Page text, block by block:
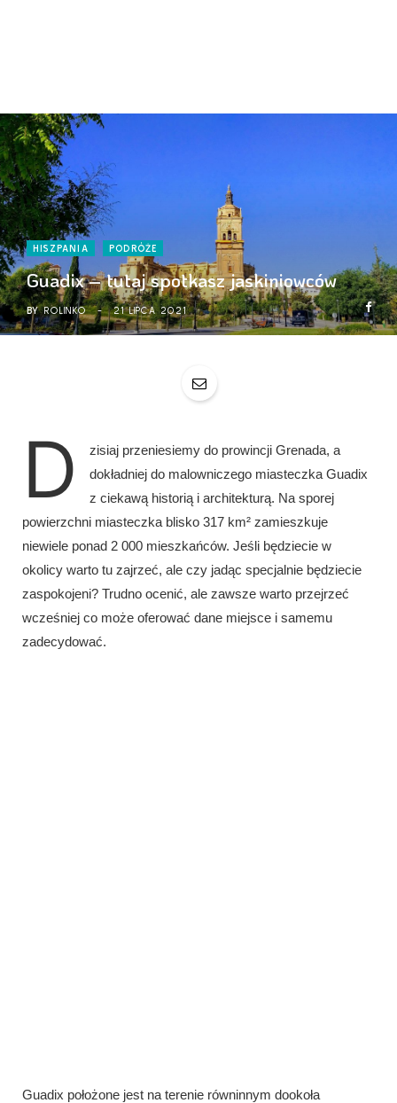
HISZPANIA PODRÓŻE
Guadix – tutaj spotkasz jaskiniowców
BY ROLINKO 21 LIPCA 2021
D
zisiaj przeniesiemy do prowincji Grenada, a
dokładniej do malowniczego miasteczka Guadix
z ciekawą historią i architekturą. Na sporej
powierzchni miasteczka blisko 317 km² zamieszkuje
niewiele ponad 2 000 mieszkańców. Jeśli będziecie w
okolicy warto tu zajrzeć, ale czy jadąc specjalnie będziecie
zaspokojeni? Trudno ocenić, ale zawsze warto przejrzeć
wcześniej co może oferować dane miejsce i samemu
zadecydować.
Guadix położone jest na terenie równinnym dookoła